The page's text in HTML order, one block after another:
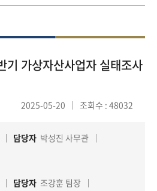
가상자산사업자 실태조사
2025-05-20 조회수 : 48032
담당자 박성진 사무관
담당자 조강훈 팀장